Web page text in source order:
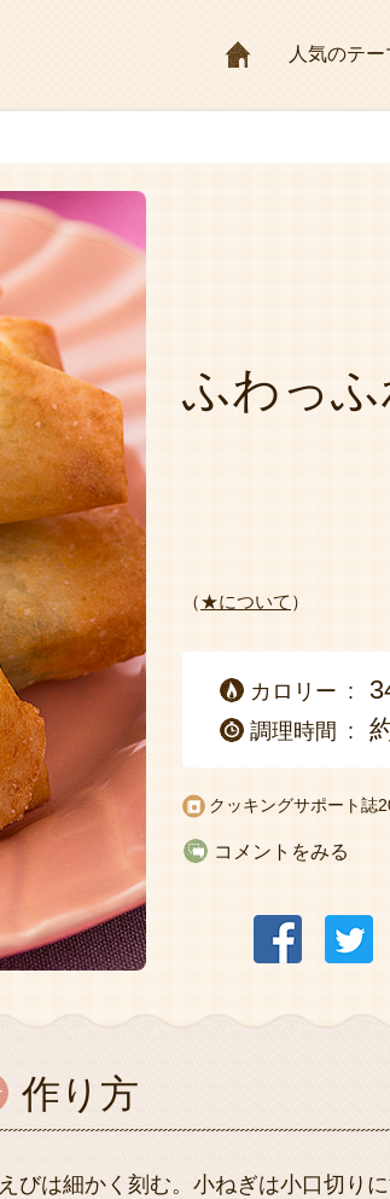
HOME人気のテー
ふわっふ
（★について ）
カロリー
調理時間
クッキングサポート誌
コメントをみる
作り方
えびは細かく刻む。小ねぎは小口切りに